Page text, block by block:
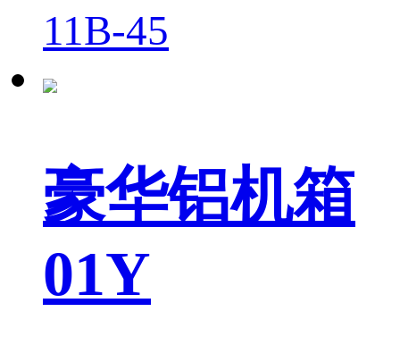
11B-45
豪华铝机箱
01Y